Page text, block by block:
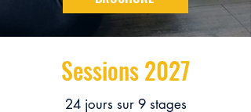
Sessions 2027
24 jours sur 9 stages